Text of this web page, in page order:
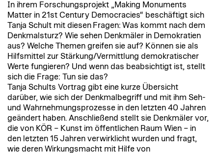
In ihrem Forschungsprojekt „Making Monuments
Matter in 21st Century Democracies“ beschäftigt sich
Tanja Schult mit diesen Fragen: Was kommt nach dem
Denkmalsturz? Wie sehen Denkmäler in Demokratien
aus? Welche Themen greifen sie auf? Können sie als
Hilfsmittel zur Stärkung/Vermittlung demokratischer
Werte fungieren? Und wenn das beabsichtigt ist, stellt
sich die Frage: Tun sie das?
Tanja Schults Vortrag gibt eine kurze Übersicht
darüber, wie sich der Denkmalbegriff und mit ihm Seh-
und Wahrnehmungsprozesse in den letzten 40 Jahren
geändert haben. Anschließend stellt sie Denkmäler vor,
die von KÖR – Kunst im öffentlichen Raum Wien – in
den letzten 15 Jahren verwirklicht wurden und fragt,
wie deren Wirkungsmacht mit Hilfe von